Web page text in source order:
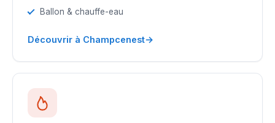
Ballon & chauffe-eau
Découvrir à Champcenest→